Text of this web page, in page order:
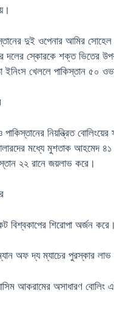
দুই ওপেনার আমির
দলের স্কোরকে শক্ত ভিতের
খেললে পাকিস্তান ৫০
নিয়ন্ত্রিত
মধ্যে মুশতাক আহমেদ
২২ রানে জয়লাভ করে।
বিশ্বকাপের শিরোপা অর্জন করে।
অফ দ্য ম্যাচের পুরস্কার
আকরামের অসাধারণ বোলিং